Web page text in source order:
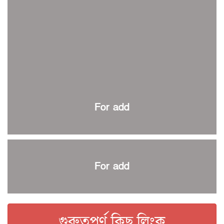
প্রথম প্যারা স্পোর্টস কার্নিভাল শুরু
স্বাধীনতা দিবস রোলার স্কেটিং কাল শুরু
স্টোকস-রুটদের ফিল্ডিং কোচ নারী দলের সারাহ
কিউট-ডিআরইউ অ্যাথলেটিকসে বাতেন প্রথম
ইসলামী বিশ্ববিদ্যালয় আন্তর্জাতিক দাবায় যদুনাথ চ্যাম্পিয়ন
For add
For add